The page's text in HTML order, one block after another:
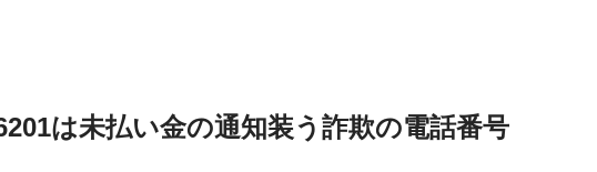
は未払い金の通知装う詐欺の電話番号